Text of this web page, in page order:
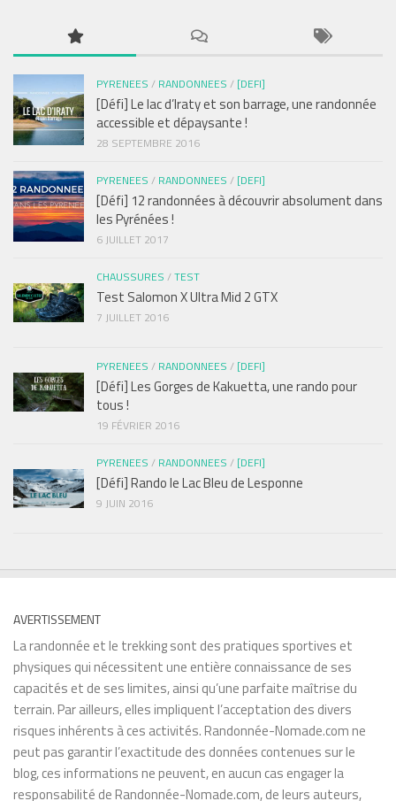
PYRENEES / RANDONNEES / [DEFI]
[Défi] Le lac d’Iraty et son barrage, une randonnée
accessible et dépaysante !
28 SEPTEMBRE 2016
PYRENEES / RANDONNEES / [DEFI]
[Défi] 12 randonnées à découvrir absolument dans
les Pyrénées !
6 JUILLET 2017
CHAUSSURES /TEST
Test Salomon X Ultra Mid 2 GTX
7 JUILLET 2016
PYRENEES / RANDONNEES / [DEFI]
[Défi] Les Gorges de Kakuetta, une rando pour
tous !
19 FÉVRIER 2016
PYRENEES / RANDONNEES / [DEFI]
[Défi] Rando le Lac Bleu de Lesponne
9 JUIN 2016
AVERTISSEMENT
La randonnée et le trekking sont des pratiques sportives et
physiques qui nécessitent une entière connaissance de ses
capacités et de ses limites, ainsi qu’une parfaite maîtrise du
terrain. Par ailleurs, elles impliquent l’acceptation des divers
risques inhérents à ces activités. Randonnée-Nomade.com ne
peut pas garantir l’exactitude des données contenues sur le
blog, ces informations ne peuvent, en aucun cas engager la
responsabilité de Randonnée-Nomade.com, de leurs auteurs,